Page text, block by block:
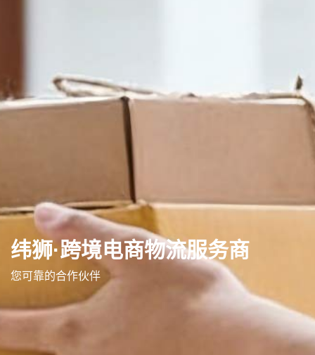
纬狮·跨境电商物流服务商
您可靠的合作伙伴